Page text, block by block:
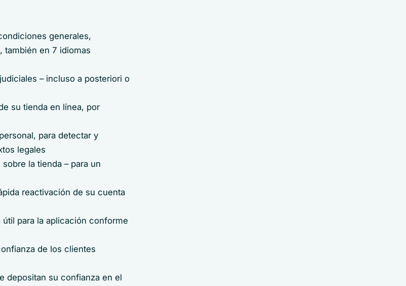
generales,
también en 7 idiomas
– incluso a posteriori o
su tienda en línea, por
para detectar y
legales
la tienda – para un
reactivación de su cuenta
para la aplicación conforme
de los clientes
depositan su confianza en el